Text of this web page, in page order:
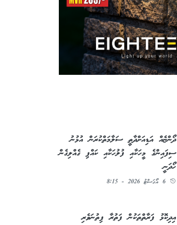
ދޯންޏެއް އަޑިއަށްދާތީ ސަލާމަތްކުރަން އުޅުނު
ސިފައިންގެ މީހަކާއި ފުލުހަކާއި ކައްޕި ގެއްލިގެން
ހޯދަނީ
6 އޯގަސްޓު 2026 - 8:15
އިދިކޮޅު ފަރާތްތަކުން ފަތުރާ ފިތުނަވެރި